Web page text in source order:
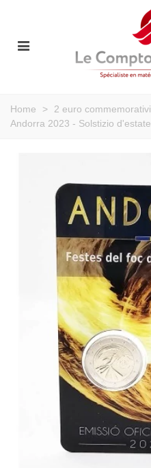
Home > 2 euro commemorativi
Andorra 2023 - Solstizio d'estate